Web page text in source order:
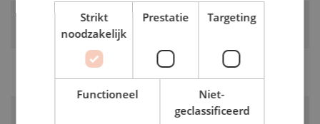
LEEFTIJD VANAF:
Pakketten & koffers
Strikt
noodzakelijk
Prestatie Targeting
Functioneel
Niet-
geclassificeerd